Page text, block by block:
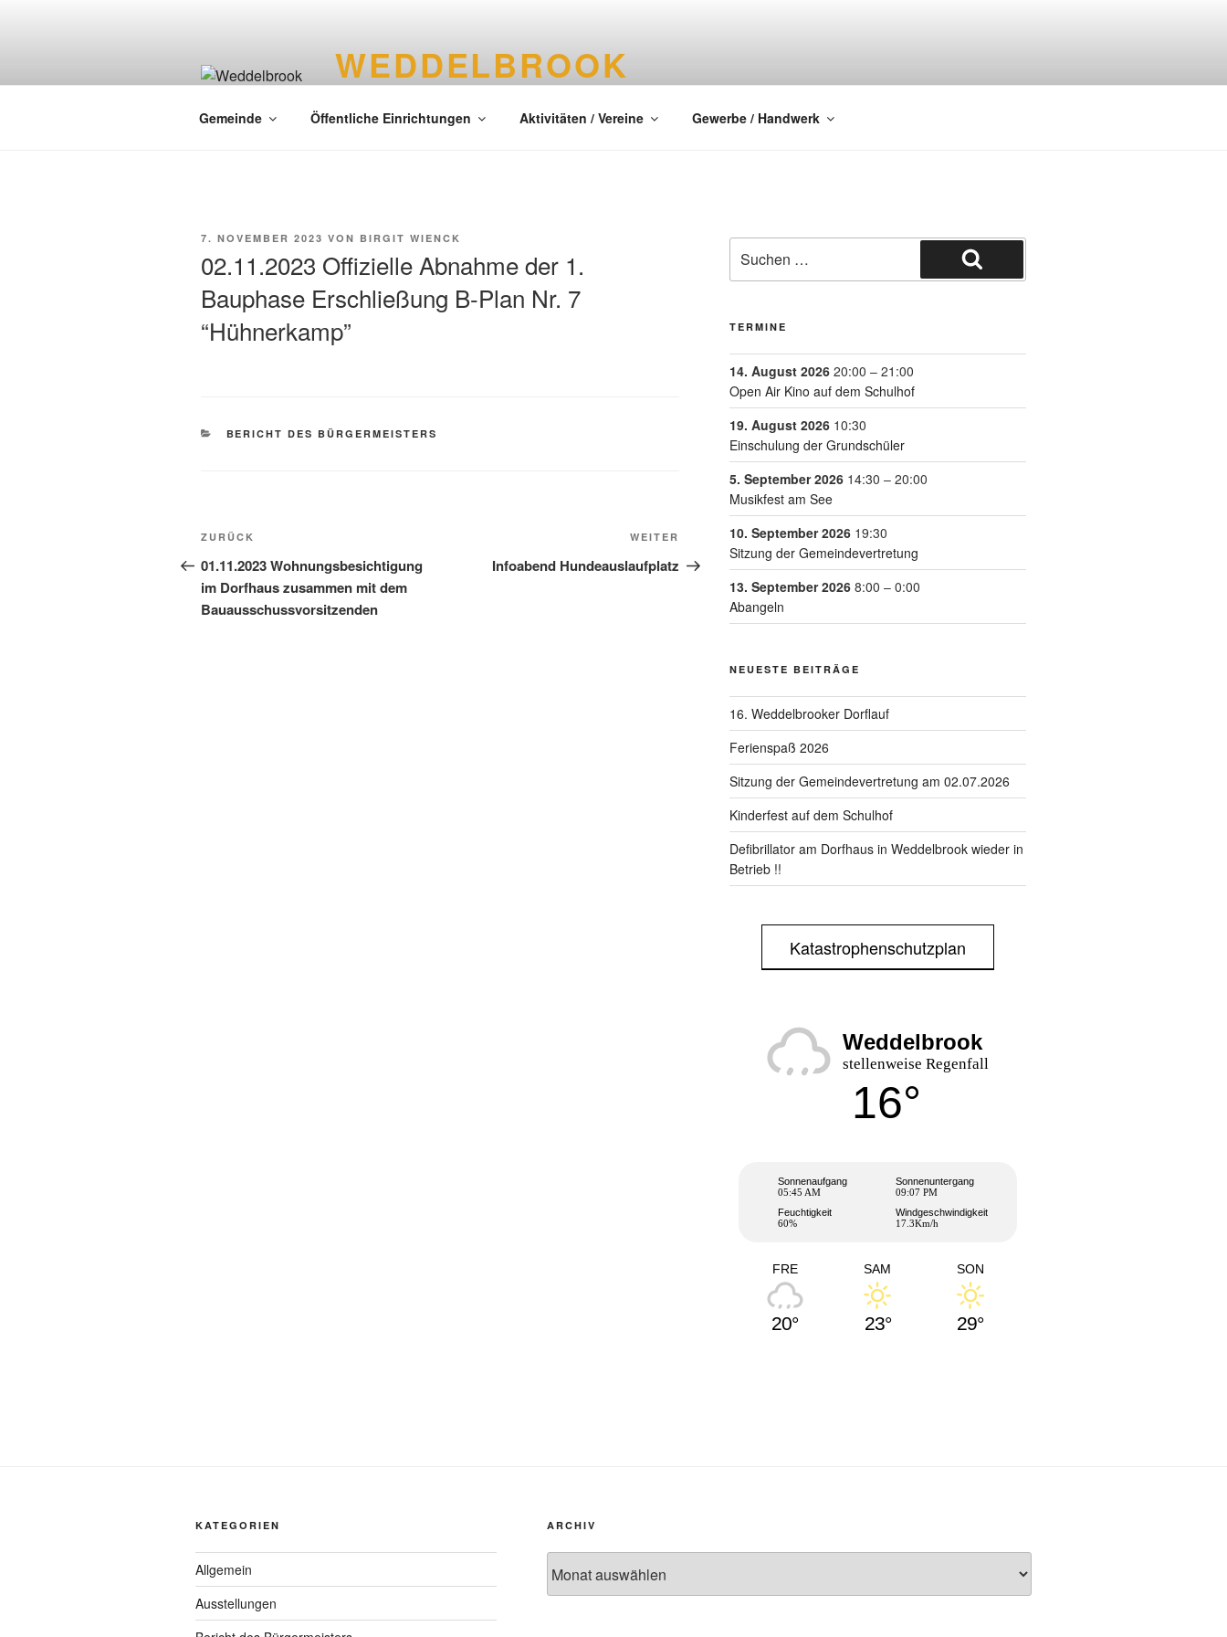
WEDDELBROOK
Gemeinde Öffentliche Einrichtungen Aktivitäten / Vereine Gewerbe / Handwerk
7. NOVEMBER 2023 VON BIRGIT WIENCK
02.11.2023 Offizielle Abnahme der 1.
Bauphase Erschließung B-Plan Nr. 7
“Hühnerkamp”
BERICHT DES BÜRGERMEISTERS
ZURÜCK
01.11.2023 Wohnungsbesichtigung
im Dorfhaus zusammen mit dem
Bauausschussvorsitzenden
WEITER
Infoabend Hundeauslaufplatz
TERMINE
14. August 2026 20:00 – 21:00
Open Air Kino auf dem Schulhof
19. August 202610:30
Einschulung der Grundschüler
5. September 2026 14:30 – 20:00
Musikfest am See
10. September 202619:30
Sitzung der Gemeindevertretung
13. September 2026 8:00 – 0:00
Abangeln
NEUESTE BEITRÄGE
16. Weddelbrooker Dorflauf
Ferienspaß 2026
Sitzung der Gemeindevertretung am 02.07.2026
Kinderfest auf dem Schulhof
Defibrillator am Dorfhaus in Weddelbrook wieder in
Betrieb !!
Katastrophenschutzplan
Weddelbrook
stellenweise Regenfall
16°
Sonnenaufgang
05:45 AM
Sonnenuntergang
09:07 PM
Feuchtigkeit
60%
Windgeschwindigkeit
17.3Km/h
FRE
20°
SAM
23°
SON
29°
KATEGORIEN
Allgemein
Ausstellungen
ARCHIV